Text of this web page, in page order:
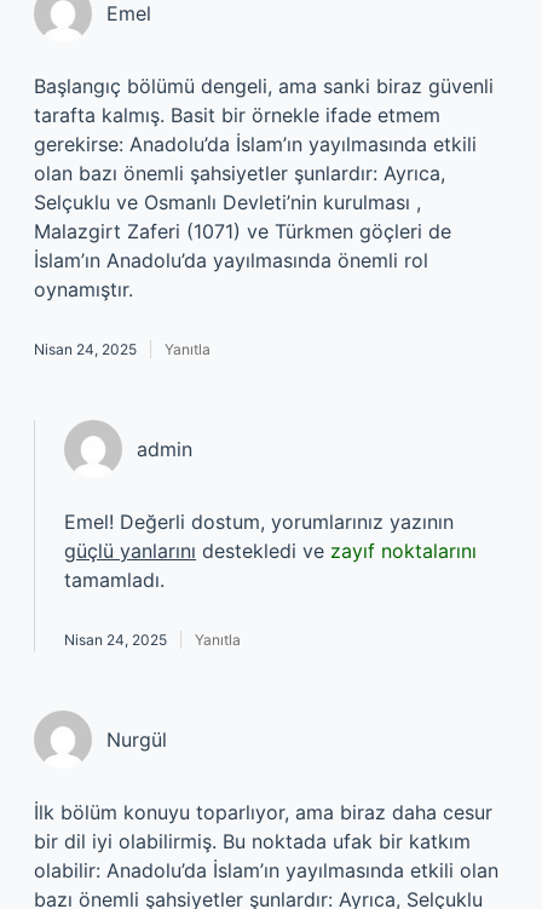
Emel
Başlangıç bölümü dengeli, ama sanki biraz güvenli
tarafta kalmış. Basit bir örnekle ifade etmem
gerekirse: Anadolu’da İslam’ın yayılmasında etkili
olan bazı önemli şahsiyetler şunlardır: Ayrıca,
Selçuklu ve Osmanlı Devleti’nin kurulması ,
Malazgirt Zaferi (1071) ve Türkmen göçleri de
İslam’ın Anadolu’da yayılmasında önemli rol
oynamıştır.
Nisan 24, 2025 Yanıtla
admin
Emel! Değerli dostum, yorumlarınız yazının
güçlü yanlarını destekledi ve zayıf noktalarını
tamamladı.
Nisan 24, 2025 Yanıtla
Nurgül
İlk bölüm konuyu toparlıyor, ama biraz daha cesur
bir dil iyi olabilirmiş. Bu noktada ufak bir katkım
olabilir: Anadolu’da İslam’ın yayılmasında etkili olan
bazı önemli şahsiyetler şunlardır: Ayrıca, Selçuklu